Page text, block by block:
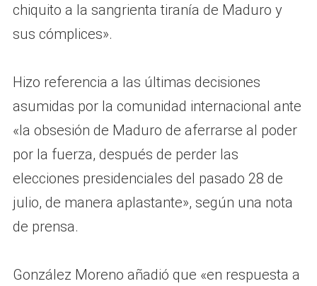
chiquito a la sangrienta tiranía de Maduro y
sus cómplices».
Hizo referencia a las últimas decisiones
asumidas por la comunidad internacional ante
«la obsesión de Maduro de aferrarse al poder
por la fuerza, después de perder las
elecciones presidenciales del pasado 28 de
julio, de manera aplastante», según una nota
de prensa.
González Moreno añadió que «en respuesta a